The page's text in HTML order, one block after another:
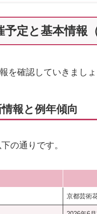
定と基本情報
を確認していきましょ
報と例年傾向
の通りです。
京都芸術